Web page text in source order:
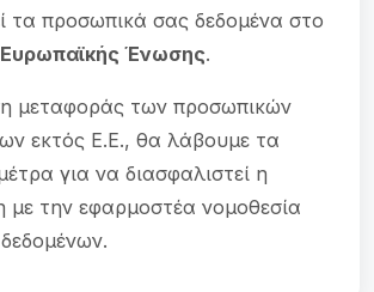
τα προσωπικά σας δεδομένα στο
Ευρωπαϊκής Ένωσης.
μεταφοράς των προσωπικών
εκτός Ε.Ε., θα λάβουμε τα
για να διασφαλιστεί η
την εφαρμοστέα νομοθεσία